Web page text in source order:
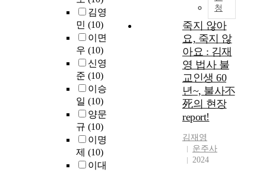
김영
민 (10)
이면
우 (10)
신영
준 (10)
이승
일 (10)
양문
규 (10)
이명
제 (10)
이대
청
죽지 않아
요, 죽지 않
아요 : 김재
영 법사 불
교인생 60
년~, 불사不
死의 현장
report!
김재영
운주사
2024